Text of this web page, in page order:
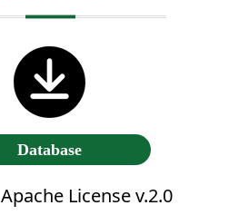
Apache License v.2.0
Database